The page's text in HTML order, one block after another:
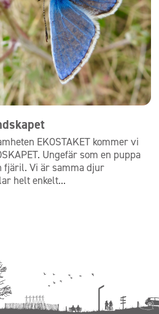
EKOSTAKET kommer vi
Ungefär som en puppa
Vi är samma djur
helt enkelt...